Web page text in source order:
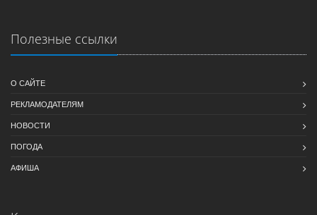
Полезные ссылки
О САЙТЕ
РЕКЛАМОДАТЕЛЯМ
НОВОСТИ
ПОГОДА
АФИША